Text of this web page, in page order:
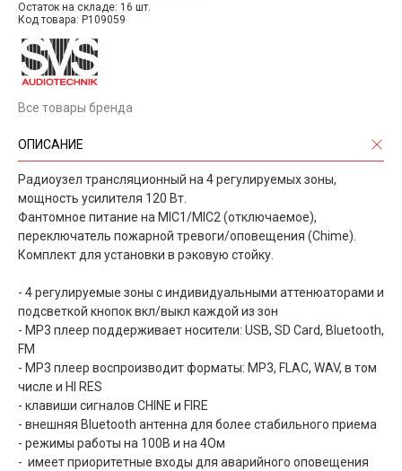
Остаток на складе: 16 шт.
Код товара: P109059
Все товары бренда
ОПИСАНИЕ
Радиоузел трансляционный на 4 регулируемых зоны,
мощность усилителя 120 Вт.
Фантомное питание на MIC1/MIC2 (отключаемое),
переключатель пожарной тревоги/оповещения (Chime).
Комплект для установки в рэковую стойку.
- 4 регулируемые зоны с индивидуальными аттенюаторами и
подсветкой кнопок вкл/выкл каждой из зон
- MP3 плеер поддерживает носители: USB, SD Card, Bluetooth,
FM
- MP3 плеер воспроизводит форматы: MP3, FLAC, WAV, в том
числе и HI RES
- клавиши сигналов CHINE и FIRE
- внешняя Bluetooth антенна для более стабильного приема
- режимы работы на 100В и на 4Ом
- имеет приоритетные входы для аварийного оповещения